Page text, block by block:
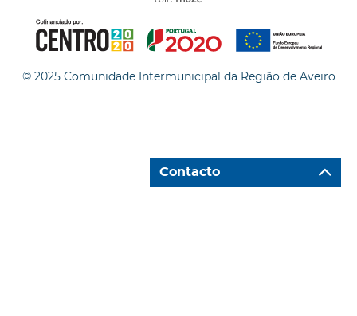
© 2025 Comunidade Intermunicipal da Região de Aveiro
Contacto